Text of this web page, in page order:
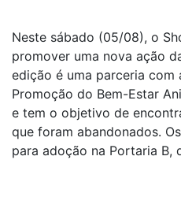
Neste sábado (05/08), o
promover uma nova ação
edição é uma parceria com
Promoção do Bem-Estar
e tem o objetivo de
que foram abandonados.
para adoção na Portaria B,